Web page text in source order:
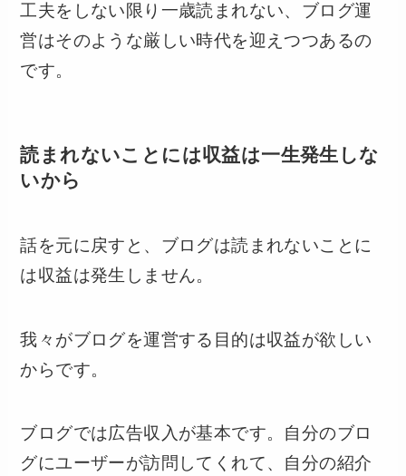
工夫をしない限り一歳読まれない、ブログ運
営はそのような厳しい時代を迎えつつあるの
です。
読まれないことには収益は一生発生しな
いから
話を元に戻すと、ブログは読まれないことに
は収益は発生しません。
我々がブログを運営する目的は収益が欲しい
からです。
ブログでは広告収入が基本です。自分のブロ
グにユーザーが訪問してくれて、自分の紹介